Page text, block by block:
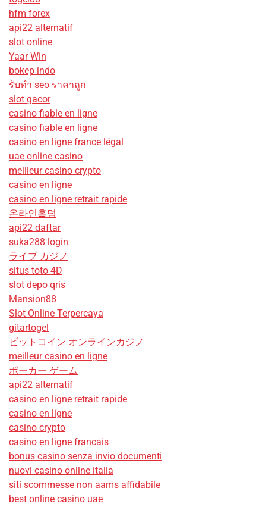
hfm forex
api22 alternatif
slot online
Yaar Win
bokep indo
รับทํา seo ราคาถูก
slot gacor
casino fiable en ligne
casino fiable en ligne
casino en ligne france légal
uae online casino
meilleur casino crypto
casino en ligne
casino en ligne retrait rapide
온라인홀덤
api22 daftar
suka288 login
ライブ カジノ
situs toto 4D
slot depo qris
Mansion88
Slot Online Terpercaya
gitartogel
ビットコイン オンラインカジノ
meilleur casino en ligne
ポーカー ゲーム
api22 alternatif
casino en ligne retrait rapide
casino en ligne
casino crypto
casino en ligne francais
bonus casino senza invio documenti
nuovi casino online italia
siti scommesse non aams affidabile
best online casino uae